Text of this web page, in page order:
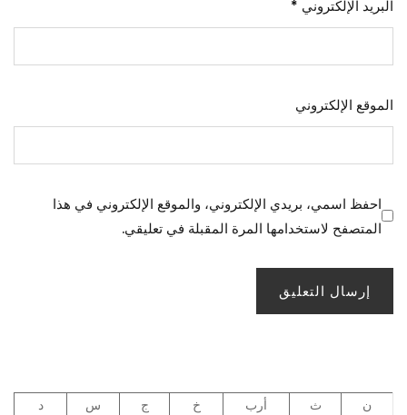
البريد الإلكتروني *
الموقع الإلكتروني
احفظ اسمي، بريدي الإلكتروني، والموقع الإلكتروني في هذا
المتصفح لاستخدامها المرة المقبلة في تعليقي.
ن ث أرب خ ج س
د